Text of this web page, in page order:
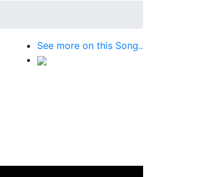
See more on this Song..